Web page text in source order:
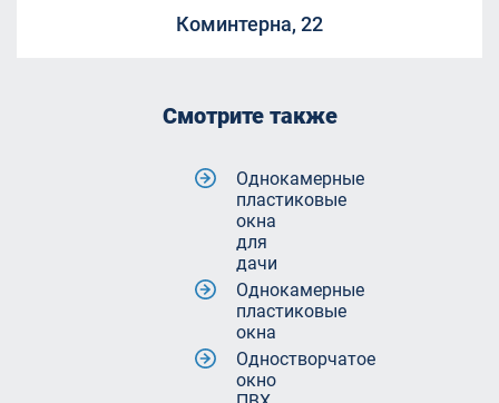
Коминтерна, 22
Смотрите также
Однокамерные
пластиковые
окна
для
дачи
Однокамерные
пластиковые
окна
Одностворчатое
окно